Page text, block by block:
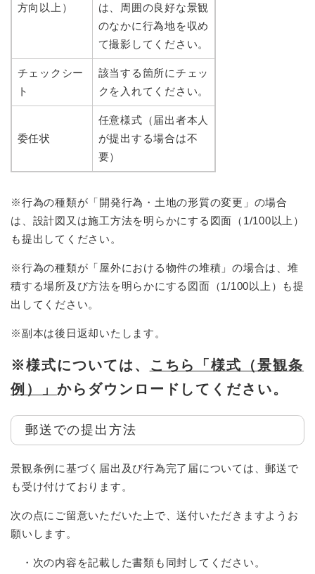
方向以上）
は、周囲の良好な景観
のなかに行為地を収め
て撮影してください。
チェックシー
ト
該当する箇所にチェッ
クを入れてください。
委任状
任意様式（届出者本人
が提出する場合は不
要）
※行為の種類が「開発行為・土地の形質の変更」の場合
は、設計図又は施工方法を明らかにする図面（1/100以上）
も提出してください。
※行為の種類が「屋外における物件の堆積」の場合は、堆
積する場所及び方法を明らかにする図面（1/100以上）も提
出してください。
※副本は後日返却いたします。
※様式については、
こちら「様式（景観条
例）」 からダウンロードしてください。
郵送での提出方法
景観条例に基づく届出及び行為完了届については、郵送で
も受け付けております。
次の点にご留意いただいた上で、送付いただきますようお
願いします。
・次の内容を記載した書類も同封してください。